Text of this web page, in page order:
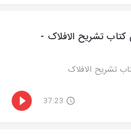
تشریح الافلاک -
تشریح الافلاک
37:23